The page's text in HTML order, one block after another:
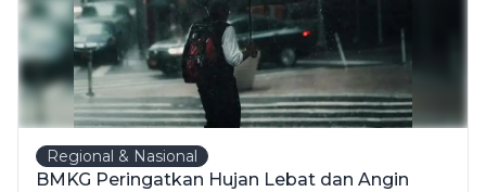
Regional & Nasional
BMKG Peringatkan Hujan Lebat dan Angin